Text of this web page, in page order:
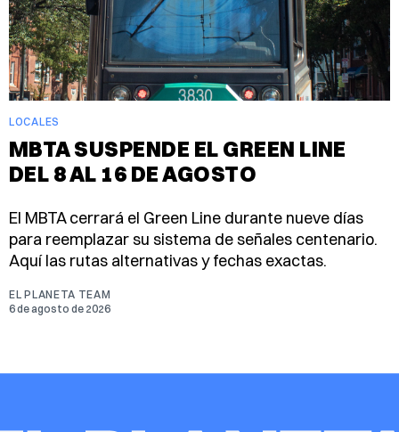
LOCALES
MBTA SUSPENDE EL GREEN LINE
DEL 8 AL 16 DE AGOSTO
El MBTA cerrará el Green Line durante nueve días
para reemplazar su sistema de señales centenario.
Aquí las rutas alternativas y fechas exactas.
EL PLANETA TEAM
6 de agosto de 2026